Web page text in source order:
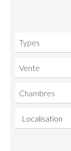
Types
Vente
Chambres
Localisation